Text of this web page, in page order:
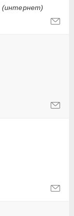
(интернет)